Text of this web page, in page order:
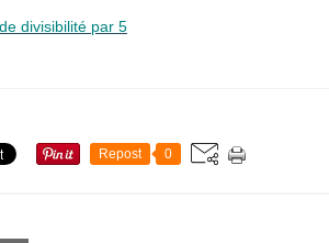
divisibilité par 5
Repost 0